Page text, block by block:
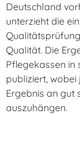
Deutschland
unterzieht die
Qualität. Die
Pflegekassen in
publiziert,
Ergebnis an gut
auszuhängen.